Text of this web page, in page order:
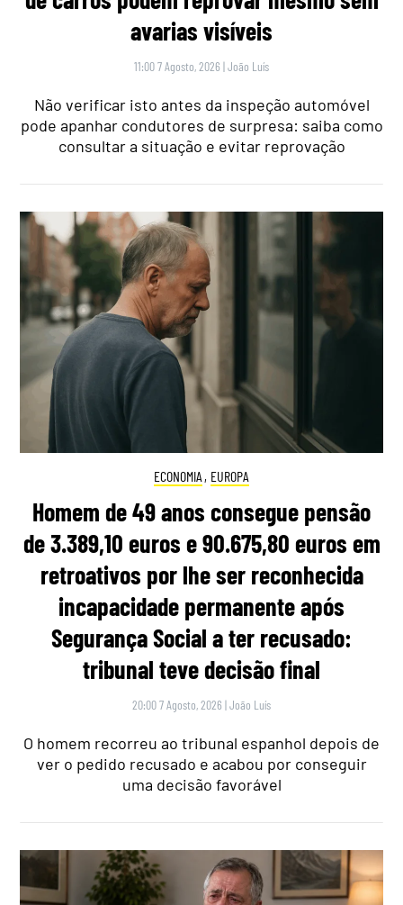
avarias visíveis
11:00 7 Agosto, 2026 |João Luís
Não verificar isto antes da inspeção automóvel
pode apanhar condutores de surpresa: saiba como
consultar a situação e evitar reprovação
ECONOMIA , EUROPA
Homem de 49 anos consegue pensão
de 3.389,10 euros e 90.675,80 euros em
retroativos por lhe ser reconhecida
incapacidade permanente após
Segurança Social a ter recusado:
tribunal teve decisão final
20:00 7 Agosto, 2026 |João Luís
O homem recorreu ao tribunal espanhol depois de
ver o pedido recusado e acabou por conseguir
uma decisão favorável